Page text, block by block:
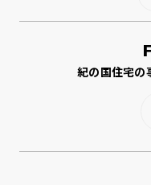
紀の国住宅の